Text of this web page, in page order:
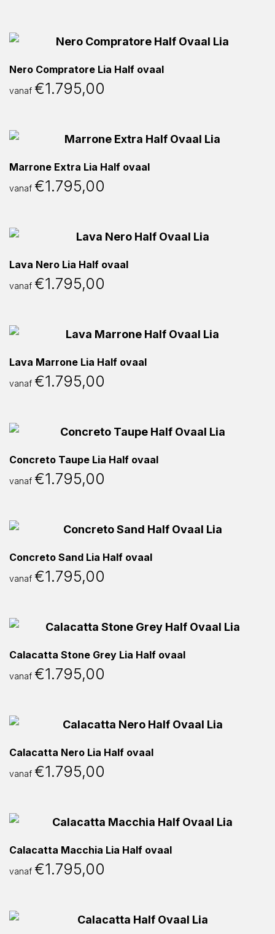
Nero Compratore Lia Half ovaal
vanaf €1.795,00
Marrone Extra Lia Half ovaal
vanaf €1.795,00
Lava Nero Lia Half ovaal
vanaf €1.795,00
Lava Marrone Lia Half ovaal
vanaf €1.795,00
Concreto Taupe Lia Half ovaal
vanaf €1.795,00
Concreto Sand Lia Half ovaal
vanaf €1.795,00
Calacatta Stone Grey Lia Half ovaal
vanaf €1.795,00
Calacatta Nero Lia Half ovaal
vanaf €1.795,00
Calacatta Macchia Lia Half ovaal
vanaf €1.795,00